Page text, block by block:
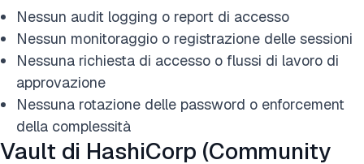
Nessun audit logging o report di accesso
Nessun monitoraggio o registrazione delle sessioni
Nessuna richiesta di accesso o flussi di lavoro di
approvazione
Nessuna rotazione delle password o enforcement
della complessità
Vault di HashiCorp (Community